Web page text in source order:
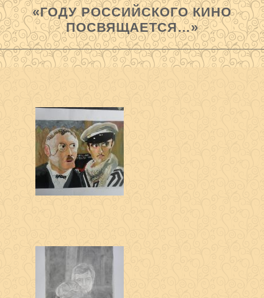
«ГОДУ РОССИЙСКОГО КИНО
ПОСВЯЩАЕТСЯ…»